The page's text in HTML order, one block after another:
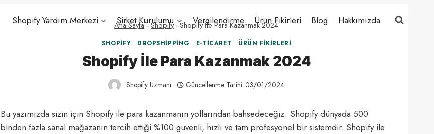
Shopify Yardım Merkezi Şirket Kurulumu Vergilendirme Ürün Fikirleri Blog Hakkımızda
Ana Sayfa-Shopify-Shopify İle Para Kazanmak 2024
SHOPIFY | DROPSHIPPING | E-TICARET | ÜRÜN FIKIRLERI
Shopify İle Para Kazanmak 2024
Shopify Uzmanı Güncellenme Tarihi: 03/01/2024
Bu yazımızda sizin için Shopify ile para kazanmanın yollarından bahsedeceğiz. Shopify dünyada 500
binden fazla sanal mağazanın tercih ettiği %100 güvenli, hızlı ve tam profesyonel bir sistemdir. Shopify ile